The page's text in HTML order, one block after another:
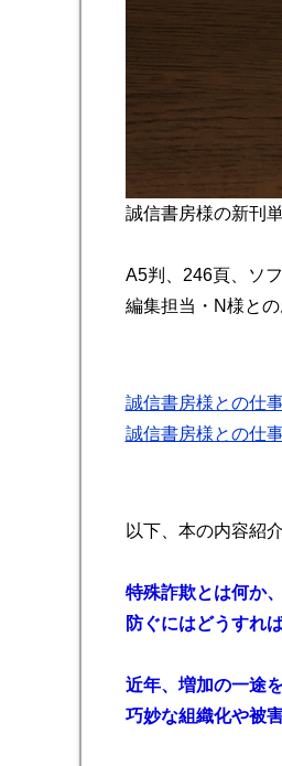
誠信書房様の新刊
A5判、246頁、ソ
編集担当・N様との
誠信書房様との仕
誠信書房様との仕
以下、本の内容紹
特殊詐欺とは何か
防ぐにはどうすれ
近年、増加の一途
巧妙な組織化や被